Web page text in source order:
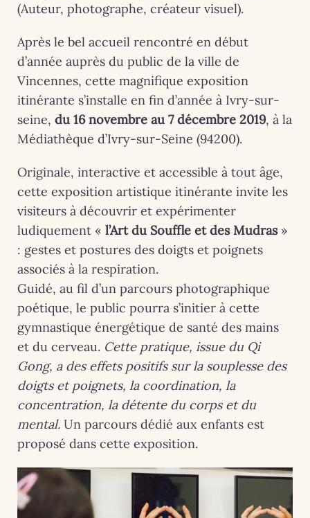
(Auteur, photographe, créateur visuel).
Après le bel accueil rencontré en début
d’année auprès du public de la ville de
Vincennes, cette magnifique exposition
itinérante s’installe en fin d’année à Ivry-sur-
seine, du 16 novembre au 7 décembre 2019, à la
Médiathèque d’Ivry-sur-Seine (94200).
Originale, interactive et accessible à tout âge,
cette exposition artistique itinérante invite les
visiteurs à découvrir et expérimenter
ludiquement « l’Art du Souffle et des Mudras»
: gestes et postures des doigts et poignets
associés à la respiration.
Guidé, au fil d’un parcours photographique
poétique, le public pourra s’initier à cette
gymnastique énergétique de santé des mains
et du cerveau. Cette pratique, issue du Qi
Gong, a des effets positifs sur la souplesse des
doigts et poignets, la coordination, la
concentration, la détente du corps et du
mental. Un parcours dédié aux enfants est
proposé dans cette exposition.